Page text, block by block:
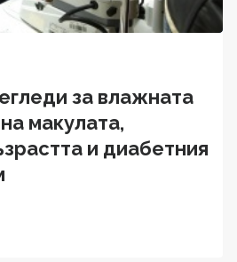
за влажната
макулата,
и диабетния